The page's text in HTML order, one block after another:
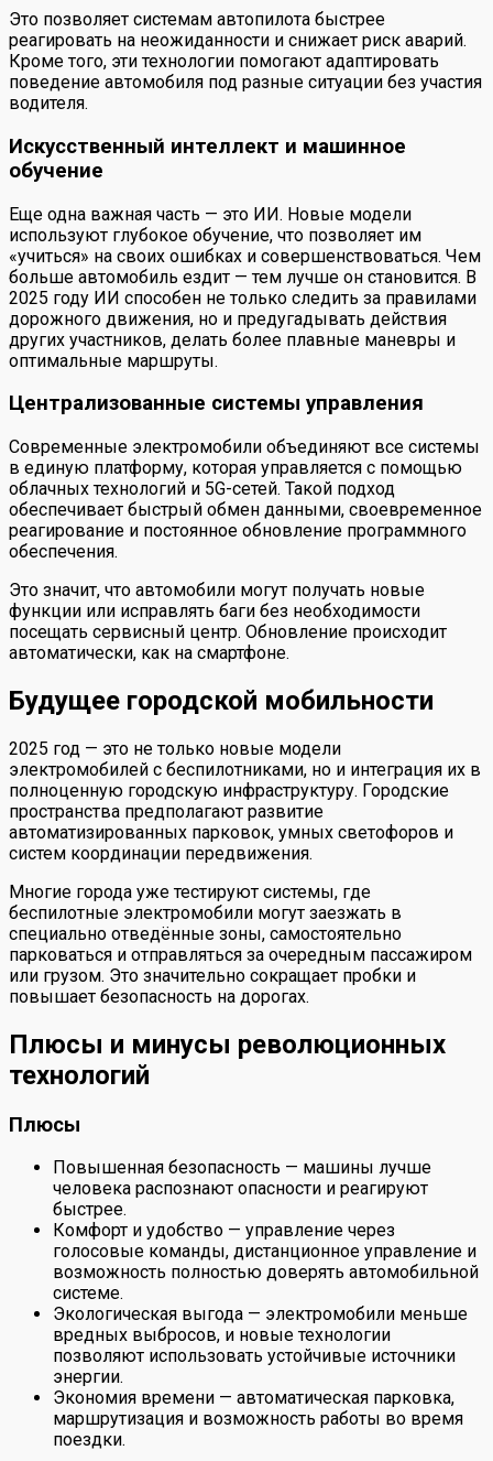
Это позволяет системам автопилота быстрее
реагировать на неожиданности и снижает риск аварий.
Кроме того, эти технологии помогают адаптировать
поведение автомобиля под разные ситуации без участия
водителя.
Искусственный интеллект и машинное
обучение
Еще одна важная часть — это ИИ. Новые модели
используют глубокое обучение, что позволяет им
«учиться» на своих ошибках и совершенствоваться. Чем
больше автомобиль ездит — тем лучше он становится. В
2025 году ИИ способен не только следить за правилами
дорожного движения, но и предугадывать действия
других участников, делать более плавные маневры и
оптимальные маршруты.
Централизованные системы управления
Современные электромобили объединяют все системы
в единую платформу, которая управляется с помощью
облачных технологий и 5G-сетей. Такой подход
обеспечивает быстрый обмен данными, своевременное
реагирование и постоянное обновление программного
обеспечения.
Это значит, что автомобили могут получать новые
функции или исправлять баги без необходимости
посещать сервисный центр. Обновление происходит
автоматически, как на смартфоне.
Будущее городской мобильности
2025 год — это не только новые модели
электромобилей с беспилотниками, но и интеграция их в
полноценную городскую инфраструктуру. Городские
пространства предполагают развитие
автоматизированных парковок, умных светофоров и
систем координации передвижения.
Многие города уже тестируют системы, где
беспилотные электромобили могут заезжать в
специально отведённые зоны, самостоятельно
парковаться и отправляться за очередным пассажиром
или грузом. Это значительно сокращает пробки и
повышает безопасность на дорогах.
Плюсы и минусы революционных
технологий
Плюсы
Повышенная безопасность — машины лучше
человека распознают опасности и реагируют
быстрее.
Комфорт и удобство — управление через
голосовые команды, дистанционное управление и
возможность полностью доверять автомобильной
системе.
Экологическая выгода — электромобили меньше
вредных выбросов, и новые технологии
позволяют использовать устойчивые источники
энергии.
Экономия времени — автоматическая парковка,
маршрутизация и возможность работы во время
поездки.